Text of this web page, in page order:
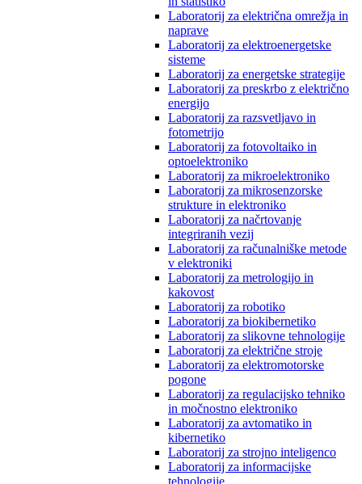
Laboratorij za električna omrežja in
naprave
Laboratorij za elektroenergetske
sisteme
Laboratorij za energetske strategije
Laboratorij za preskrbo z električno
energijo
Laboratorij za razsvetljavo in
fotometrijo
Laboratorij za fotovoltaiko in
optoelektroniko
Laboratorij za mikroelektroniko
Laboratorij za mikrosenzorske
strukture in elektroniko
Laboratorij za načrtovanje
integriranih vezij
Laboratorij za računalniške metode
v elektroniki
Laboratorij za metrologijo in
kakovost
Laboratorij za robotiko
Laboratorij za biokibernetiko
Laboratorij za slikovne tehnologije
Laboratorij za električne stroje
Laboratorij za elektromotorske
pogone
Laboratorij za regulacijsko tehniko
in močnostno elektroniko
Laboratorij za avtomatiko in
kibernetiko
Laboratorij za strojno inteligenco
Laboratorij za informacijske
tehnologije